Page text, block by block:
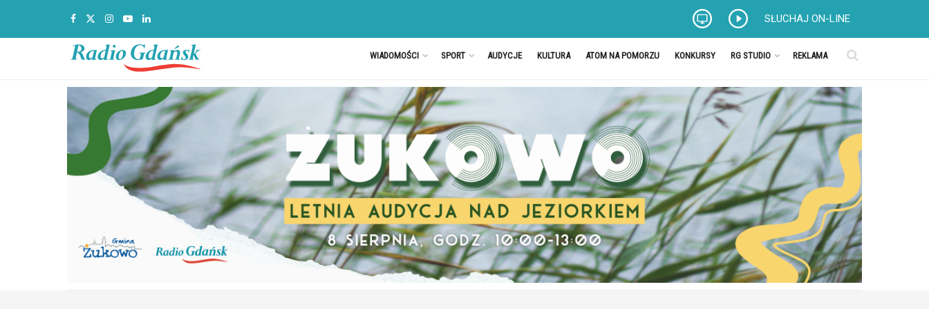
SŁUCHAJ ON-LINE
WIADOMOŚCI SPORT AUDYCJE KULTURA ATOM NA POMORZU KONKURSY RG STUDIO REKLAMA